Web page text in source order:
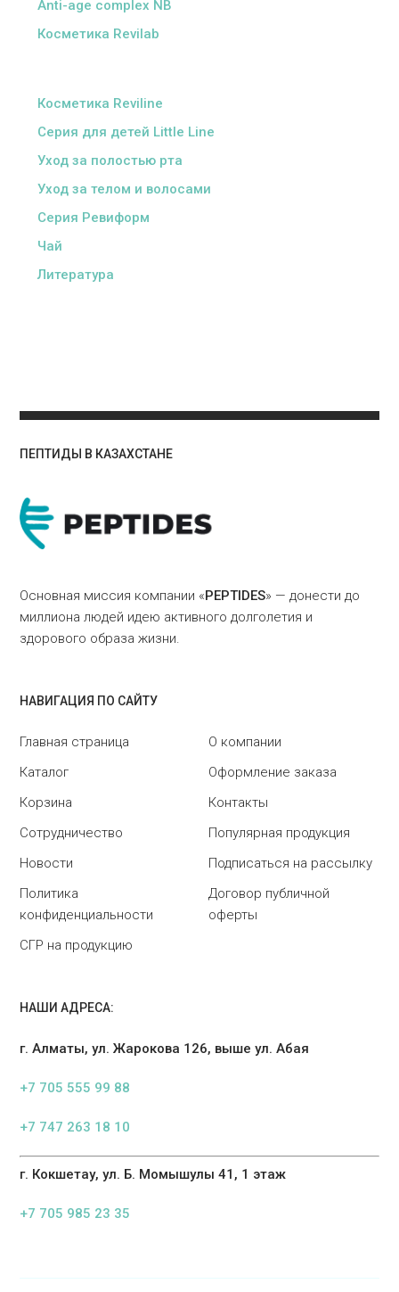
Anti-age complex NB
Косметика Revilab
Косметика Reviline
Серия для детей Little Line
Уход за полостью рта
Уход за телом и волосами
Серия Ревиформ
Чай
Литература
ПЕПТИДЫ В КАЗАХСТАНЕ
Основная миссия компании «PEPTIDES» — донести до
миллиона людей идею активного долголетия и
здорового образа жизни.
НАВИГАЦИЯ ПО САЙТУ
Главная страница
О компании
Каталог
Оформление заказа
Корзина
Контакты
Сотрудничество
Популярная продукция
Новости
Подписаться на рассылку
Политика
конфиденциальности
Договор публичной
оферты
СГР на продукцию
НАШИ АДРЕСА:
г. Алматы, ул. Жарокова 126, выше ул. Абая
+7 705 555 99 88
+7 747 263 18 10
г. Кокшетау, ул. Б. Момышулы 41, 1 этаж
+7 705 985 23 35